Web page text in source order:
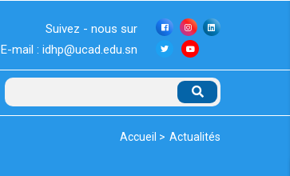
Suivez - nous sur
E-mail : idhp@ucad.edu.sn
Rechercher
Fil
Accueil > Actualités